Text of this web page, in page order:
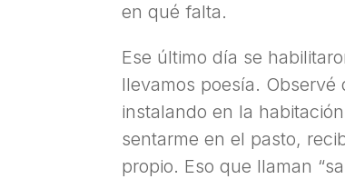
en qué falta.
Ese último día se
llevamos poesía.
instalando en la
sentarme en el pasto,
propio. Eso que llaman